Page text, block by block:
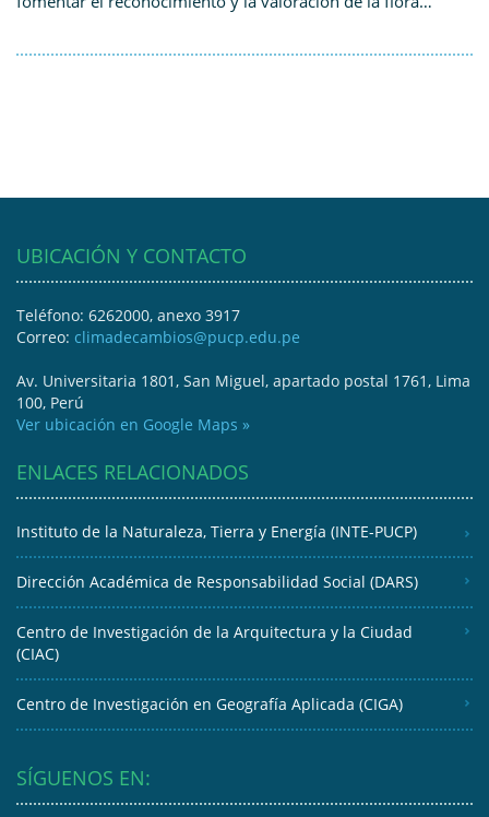
UBICACIÓN Y CONTACTO
Teléfono: 6262000, anexo 3917
Correo: climadecambios@pucp.edu.pe
Av. Universitaria 1801, San Miguel, apartado postal 1761, Lima
100, Perú
Ver ubicación en Google Maps »
ENLACES RELACIONADOS
Instituto de la Naturaleza, Tierra y Energía (INTE-PUCP)
Dirección Académica de Responsabilidad Social (DARS)
Centro de Investigación de la Arquitectura y la Ciudad
(CIAC)
Centro de Investigación en Geografía Aplicada (CIGA)
SÍGUENOS EN: